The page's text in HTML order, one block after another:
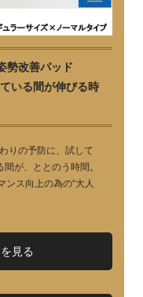
勢改善パッド
いる間が伸びる時
りの予防に、試して
が、ととのう時間。
ンス向上の為の“大人
見る